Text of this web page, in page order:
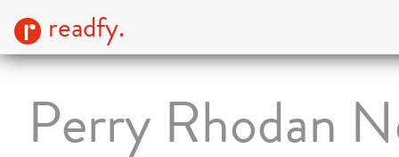
readfy.
Perry Rhodan